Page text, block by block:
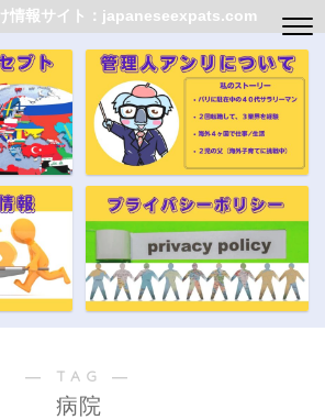
情報サイト：japaneseexpats.com
― TAG ―
病院